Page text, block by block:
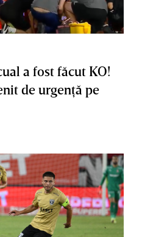
a fost făcut KO!
de urgenţă pe